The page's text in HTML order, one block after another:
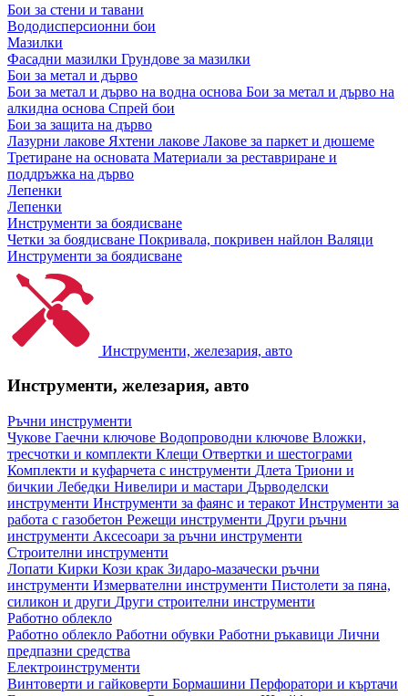
Бои за стени и тавани
Вододисперсионни бои
Мазилки
Фасадни мазилки Грундове за мазилки
Бои за метал и дърво
Бои за метал и дърво на водна основа Бои за метал и дърво на
алкидна основа Спрей бои
Бои за защита на дърво
Лазурни лакове Яхтени лакове Лакове за паркет и дюшеме
Третиране на основата Материали за реставриране и
поддръжка на дърво
Лепенки
Лепенки
Инструменти за боядисване
Четки за боядисване Покривала, покривен найлон Валяци
Инструменти за боядисване
Инструменти, железария, авто
Инструменти, железария, авто
Ръчни инструменти
Чукове Гаечни ключове Водопроводни ключове Вложки,
тресчотки и комплекти Клещи Отвертки и шестограми
Комплекти и куфарчета с инструменти Длета Триони и
бичкии Лебедки Нивелири и мастари Дърводелски
инструменти Инструменти за фаянс и теракот Инструменти за
работа с газобетон Режещи инструменти Други ръчни
инструменти Аксесоари за ръчни инструменти
Строителни инструменти
Лопати Кирки Кози крак Зидаро-мазачески ръчни
инструменти Измервателни инструменти Пистолети за пяна,
силикон и други Други строителни инструменти
Работно облекло
Работно облекло Работни обувки Работни ръкавици Лични
предпазни средства
Електроинструменти
Винтоверти и гайковерти Бормашини Перфоратори и къртачи